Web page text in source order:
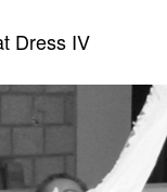
Dress IV